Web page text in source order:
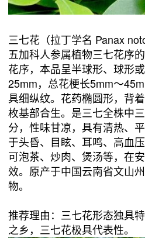
三七花（拉丁学名 Panax
五加科人参属植物三七花序
花序，本品呈半球形、球形
25mm，总花梗长5mm～
具细纵纹。花药椭圆形，背
枚基部合生。是三七全株中
分，性味甘凉，具有清热、
于头昏、目眩、耳鸣、高血
可泡茶、炒肉、煲汤等，在
效。原产于中国云南省文山
物。
推荐理由：三七花形态独具
之乡，三七花极具代表性。